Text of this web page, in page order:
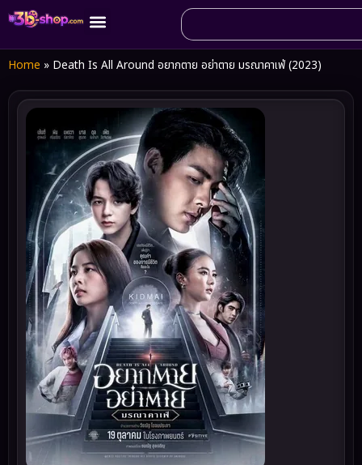
Home » Death Is All Around อยากตาย อย่าตาย มรณาคาเฟ่ (2023)